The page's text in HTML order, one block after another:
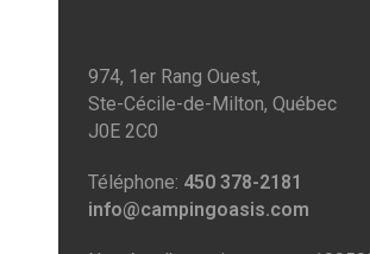
974, 1er Rang Ouest,
Ste-Cécile-de-Milton, Québec
J0E 2C0
Téléphone: 450 378-2181
info@campingoasis.com